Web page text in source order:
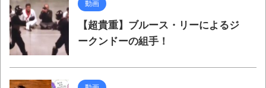
動画
【超貴重】ブルース・リーによるジ
ークンドーの組手！